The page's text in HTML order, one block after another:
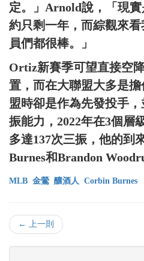
定。」Arnold說，「現
約只剩一年，而綜觀來
員們都很棒。」
Ortiz新賽季可望直接空
置，而在大聯盟大多是
盟時卻是作為先發投手
振能力，2022年在3個層
多達137次三振，他的到
Burnes和Brandon
MLB 金鶯 釀酒人 Corbin Burnes
← 上一則